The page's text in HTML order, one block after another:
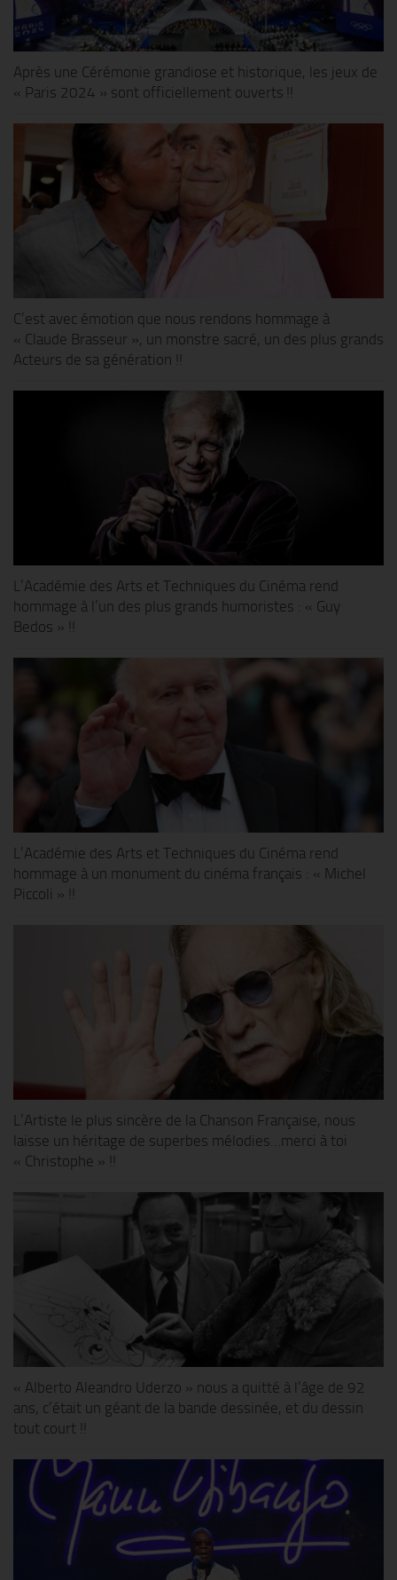
Après une Cérémonie grandiose et historique, les jeux de
« Paris 2024 » sont officiellement ouverts !!
C’est avec émotion que nous rendons hommage à
« Claude Brasseur », un monstre sacré, un des plus grands
Acteurs de sa génération !!
L’Académie des Arts et Techniques du Cinéma rend
hommage à l’un des plus grands humoristes : « Guy
Bedos » !!
L’Académie des Arts et Techniques du Cinéma rend
hommage à un monument du cinéma français : « Michel
Piccoli » !!
L’Artiste le plus sincère de la Chanson Française, nous
laisse un héritage de superbes mélodies…merci à toi
« Christophe » !!
« Alberto Aleandro Uderzo » nous a quitté à l’âge de 92
ans, c’était un géant de la bande dessinée, et du dessin
tout court !!